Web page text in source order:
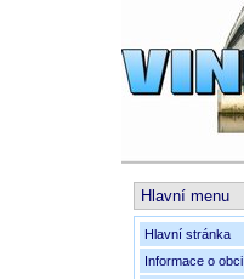
Hlavní menu
Hlavní stránka
Informace o obci